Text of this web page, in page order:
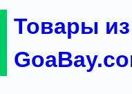
Товары